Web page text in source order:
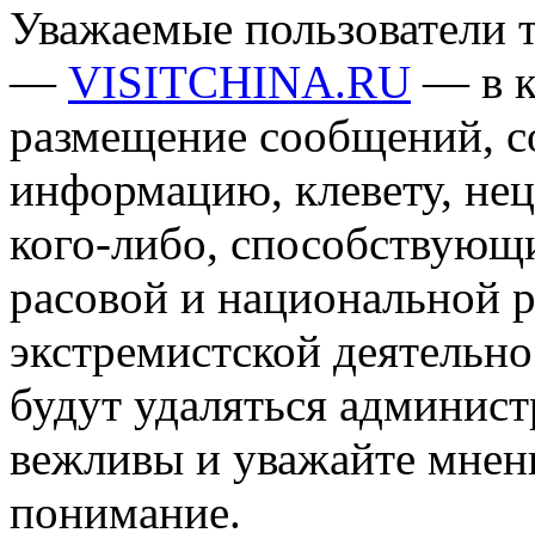
Уважаемые пользователи
— VISITCHINA.RU — в
размещение сообщений,
информацию, клевету,
кого-либо,
расовой и национальной
экстремистской
будут удаляться
вежливы и уважайте
понимание.